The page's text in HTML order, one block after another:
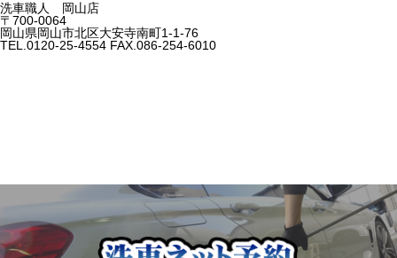
洗車職人 岡山店
〒700-0064
岡山県岡山市北区大安寺南町1-1-76
TEL.0120-25-4554 FAX.086-254-6010